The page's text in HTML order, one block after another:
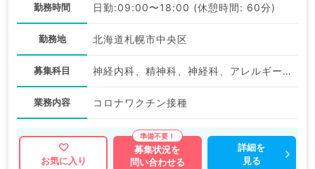
勤務時間 日勤:09:00〜18:00 (休憩時間: 60分)
勤務地 北海道札幌市中央区
募集科目 神経内科、精神科、神経科、アレルギー科、リウマチ科、小児科、整形外科、形成外科、美容外科、脳神経外科、呼吸器外科、心臓血管外科、小児外科、皮膚科、泌尿器科、産婦人科、産科、婦人科、眼科、耳鼻咽喉科、気管食道科、放射線科、リハビリテーション科、麻酔科、ペインクリニック、人工透析科、緩和ケア科、一般内科、循環器内科、呼吸器内科、消化器内科、内分泌・代謝内科、腎臓内科、老年内科、血液内科、外科系全般、一般外科、消化器外科、乳腺外科、総合診療科、美容皮膚科、健診・人間ドック、救急科・ＩＣＵ、病理科、基礎医学系、膠原病科、スポーツ整形外科、大腸・肛門外科、その他、産業医、科目不問
業務内容 コロナワクチン接種
お気に入り
募集状況を
問い合わせる
詳細を
見る